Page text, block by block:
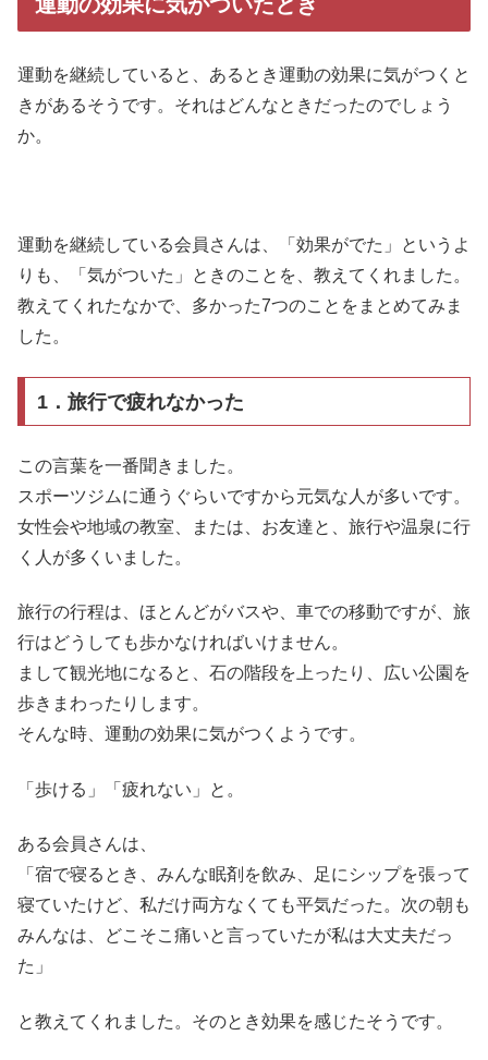
運動を継続していると、あるとき運動の効果に気がつくと
きがあるそうです。それはどんなときだったのでしょう
か。
運動を継続している会員さんは、「効果がでた」というよ
りも、「気がついた」ときのことを、教えてくれました。
教えてくれたなかで、多かった7つのことをまとめてみま
した。
1．旅行で疲れなかった
この言葉を一番聞きました。
スポーツジムに通うぐらいですから元気な人が多いです。
女性会や地域の教室、または、お友達と、旅行や温泉に行
く人が多くいました。
旅行の行程は、ほとんどがバスや、車での移動ですが、旅
行はどうしても歩かなければいけません。
まして観光地になると、石の階段を上ったり、広い公園を
歩きまわったりします。
そんな時、運動の効果に気がつくようです。
「歩ける」「疲れない」と。
ある会員さんは、
「宿で寝るとき、みんな眠剤を飲み、足にシップを張って
寝ていたけど、私だけ両方なくても平気だった。次の朝も
みんなは、どこそこ痛いと言っていたが私は大丈夫だっ
た」
と教えてくれました。そのとき効果を感じたそうです。